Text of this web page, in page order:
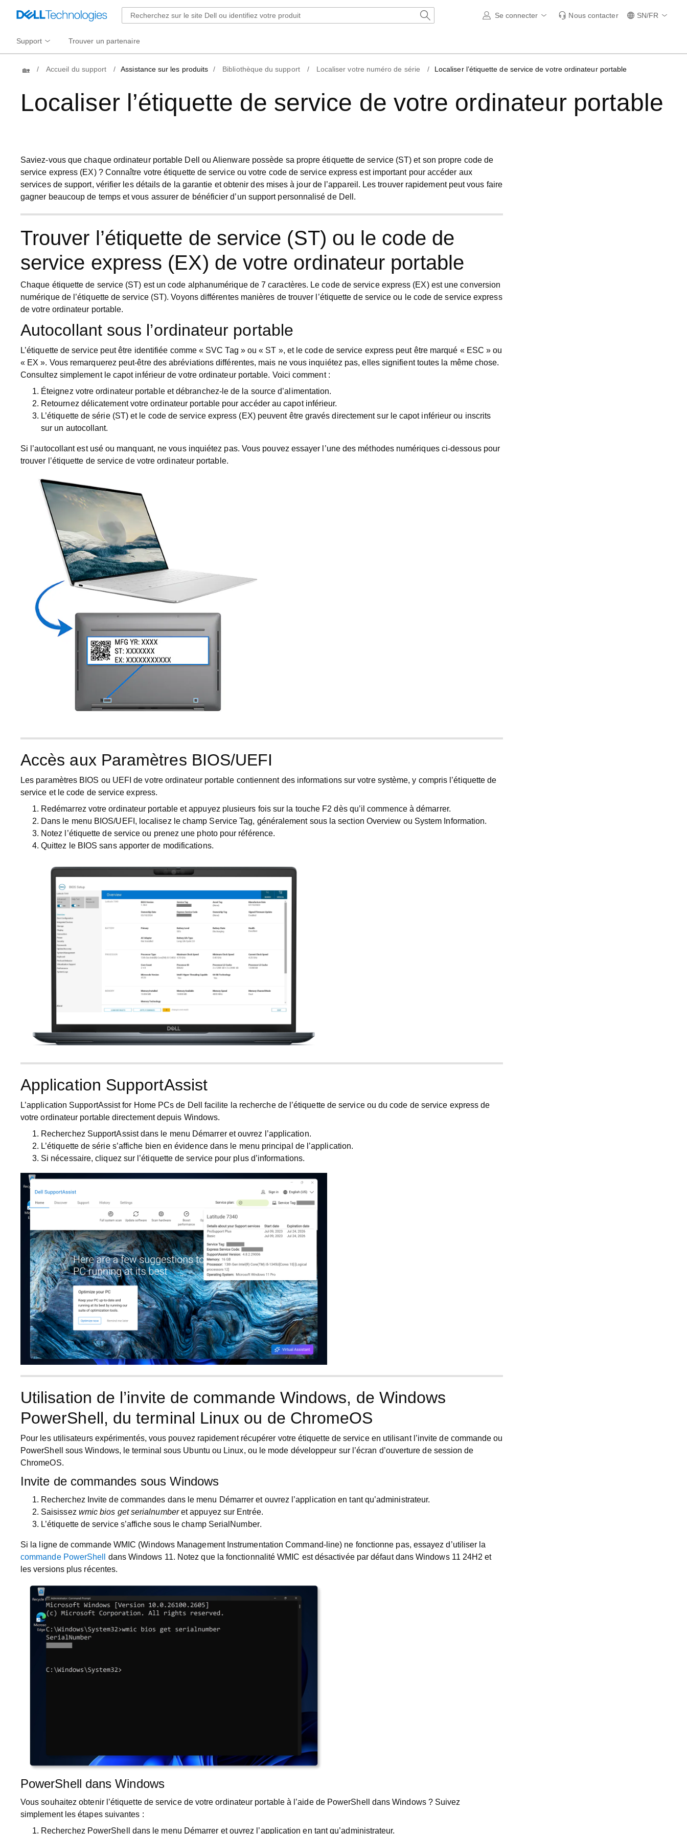
Se connecter Nous contacter SN/FR
Support Trouver un partenaire
Accueil du support Assistance sur les produits Bibliothèque du support Localiser votre numéro de série Localiser l’étiquette de service de votre ordinateur portable
Localiser l’étiquette de service de votre ordinateur portable
Saviez-vous que chaque ordinateur portable Dell ou Alienware possède sa propreétiquette de service(ST) et son propre code de
service express (EX) ? Connaître votre étiquette de service ou votre code de service express est important pour accéder aux
services de support, vérifier les détails de la garantie et obtenir des mises à jour de l’appareil. Les trouver rapidement peut vous faire
gagner beaucoup de temps et vous assurer de bénéficier d’un support personnalisé de Dell.
Trouver l’étiquette de service (ST) ou le code de
service express (EX) de votre ordinateur portable
Chaque étiquette de service (ST) est un code alphanumérique de 7 caractères. Le code de service express (EX) est une conversion
numérique de l’étiquette de service (ST). Voyons différentes manières de trouver l’étiquette de service ou le code de service express
de votre ordinateur portable.
Autocollant sous l’ordinateur portable
L’étiquette de service peut être identifiée comme « SVC Tag » ou « ST », et le code de service express peut être marqué « ESC » ou
« EX ». Vous remarquerez peut-être des abréviations différentes, mais ne vous inquiétez pas, elles signifient toutes la même chose.
Consultez simplement le capot inférieur de votre ordinateur portable. Voici comment :
Éteignez votre ordinateur portable et débranchez-le de la source d’alimentation.
Retournez délicatement votre ordinateur portable pour accéder au capot inférieur.
L’étiquette de série (ST) et le code de service express (EX) peuvent être gravés directement sur le capot inférieur ou inscrits
sur un autocollant.
Si l’autocollant est usé ou manquant, ne vous inquiétez pas. Vous pouvez essayer l’une des méthodes numériques ci-dessous pour
trouver l’étiquette de service de votre ordinateur portable.
Accès aux Paramètres BIOS/UEFI
Les paramètres BIOS ou UEFI de votre ordinateur portable contiennent des informations sur votre système, y compris l’étiquette de
service et le code de service express.
Redémarrez votre ordinateur portable et appuyez plusieurs fois sur la touche F2 dès qu’il commence à démarrer.
Dans le menu BIOS/UEFI, localisez le champ Service Tag, généralement sous la section Overview ou System Information.
Notez l’étiquette de service ou prenez une photo pour référence.
Quittez le BIOS sans apporter de modifications.
Application SupportAssist
L’application SupportAssist for Home PCs de Dell facilite la recherche de l’étiquette de service ou du code de service express de
votre ordinateur portable directement depuis Windows.
Recherchez SupportAssistdans le menu Démarreret ouvrez l’application.
L’étiquette de séries’affiche bien en évidence dans le menu principal de l’application.
Si nécessaire, cliquez sur l’étiquette de servicepour plus d’informations.
Utilisation de l’invite de commande Windows, de Windows
PowerShell, du terminal Linux ou de ChromeOS
Pour les utilisateurs expérimentés, vous pouvez rapidement récupérer votre étiquette de service en utilisant l’invite de commande ou
PowerShell sous Windows, le terminal sous Ubuntu ou Linux, ou le mode développeur sur l’écran d’ouverture de session de
ChromeOS.
Invite de commandes sous Windows
Recherchez Invite de commandes dans le menu Démarrer et ouvrez l’application en tant qu’administrateur.
Saisissez wmic bios get serialnumberet appuyez sur Entrée.
L’étiquette de services’affiche sous le champ SerialNumber.
Si la ligne de commande WMIC (Windows Management Instrumentation Command-line) ne fonctionne pas, essayez d’utiliser la
commande PowerShell
dans Windows 11. Notez que la fonctionnalité WMIC est désactivée par défaut dans Windows 11 24H2 et
les versions plus récentes.
PowerShell dans Windows
Vous souhaitez obtenir l’étiquette de service de votre ordinateur portable à l’aide de PowerShell dans Windows ? Suivez
simplement les étapes suivantes :
Recherchez PowerShell dans le menu Démarrer et ouvrez l’application en tant qu’administrateur.